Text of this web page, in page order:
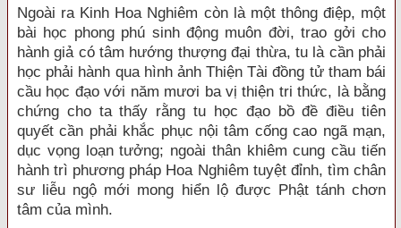
Ngoài ra Kinh Hoa Nghiêm còn là một thông điệp, một
bài học phong phú sinh động muôn đời, trao gởi cho
hành giả có tâm hướng thượng đại thừa, tu là cần phải
học phải hành qua hình ảnh Thiện Tài đồng tử tham bái
cầu học đạo với năm mươi ba vị thiện tri thức, là bằng
chứng cho ta thấy rằng tu học đạo bồ đề điều tiên
quyết cần phải khắc phục nội tâm cống cao ngã mạn,
dục vọng loạn tưởng; ngoài thân khiêm cung cầu tiến
hành trì phương pháp Hoa Nghiêm tuyệt đỉnh, tìm chân
sư liễu ngộ mới mong hiển lộ được Phật tánh chơn
tâm của mình.